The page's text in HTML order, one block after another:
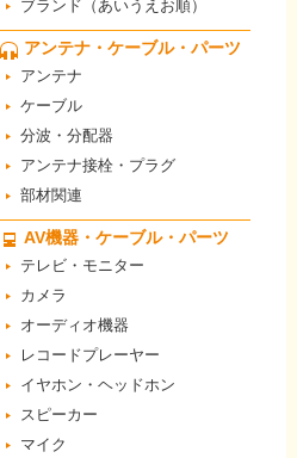
ブランド（あいうえお順）
アンテナ・ケーブル・パーツ
アンテナ
ケーブル
分波・分配器
アンテナ接栓・プラグ
部材関連
AV機器・ケーブル・パーツ
テレビ・モニター
カメラ
オーディオ機器
レコードプレーヤー
イヤホン・ヘッドホン
スピーカー
マイク